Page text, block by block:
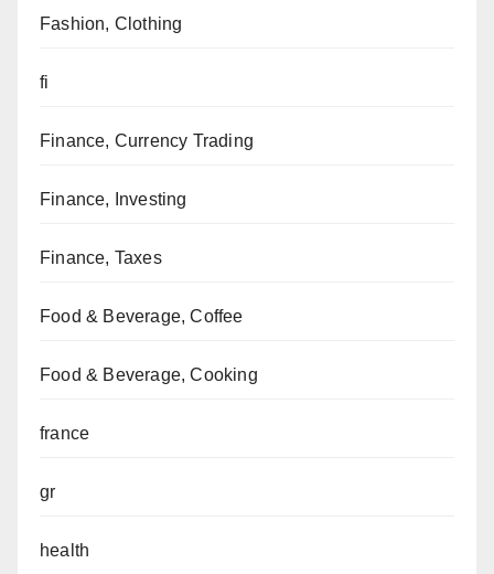
Fashion, Clothing
fi
Finance, Currency Trading
Finance, Investing
Finance, Taxes
Food & Beverage, Coffee
Food & Beverage, Cooking
france
gr
health